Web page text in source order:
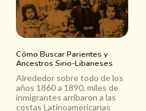
Cómo Buscar Parientes y
Ancestros Sirio-Libaneses
Alrededor sobre todo de los
años 1860 a 1890, miles de
inmigrantes arribaron a las
costas Latinoamericanas